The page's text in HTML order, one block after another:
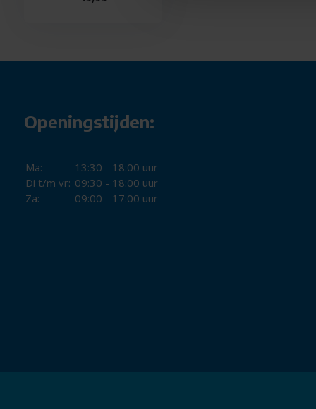
dan zijn de House of Marley Zion True Wireless een
Openingstijden:
Ma:
13:30 - 18:00 uur
Di t/m vr: 09:30 - 18:00 uur
Za:
09:00 - 17:00 uur